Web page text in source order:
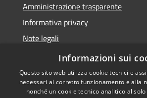
Amministrazione trasparente
Informativa privacy
Note legali
Dichiarazione di accessibilità
Informazioni sui
Questo sito web utilizza cookie tecnici e
necessari al corretto funzionamento e alla
nonché un cookie tecnico analitico al